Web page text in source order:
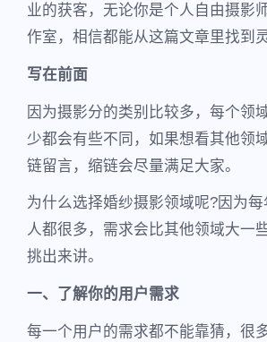
业的获客，无论你是个人自由摄影
作室，相信都能从这篇文章里找到灵
写在前面
因为摄影分的类别比较多，每个领
少都会有些不同，如果想看其他领
链留言，缩链会尽量满足大家。
为什么选择婚纱摄影领域呢?因为
人都很多，需求会比其他领域大一
挑出来讲。
一、了解你的用户需求
每一个用户的需求都不能靠猜，很